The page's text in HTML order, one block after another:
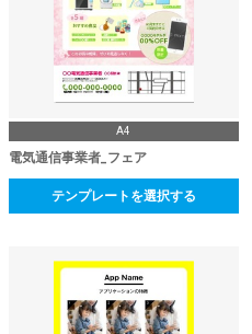
A4
電気通信事業者_フェア
テンプレートを選択する